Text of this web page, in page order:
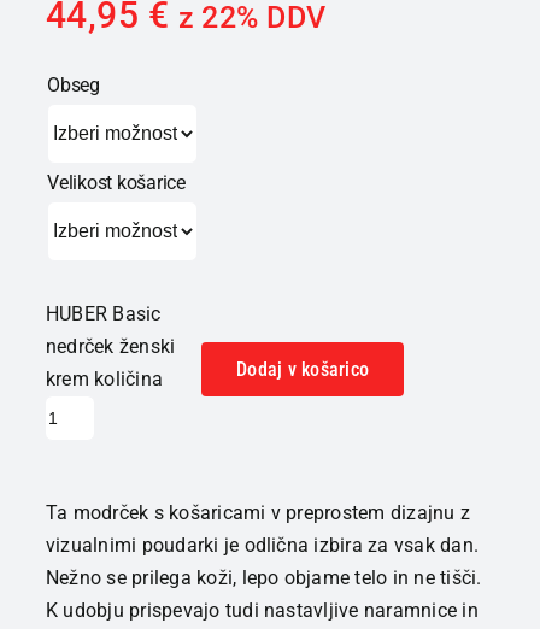
44,95 € z 22% DDV
Obseg
Velikost košarice
HUBER Basic
nedrček ženski
krem količina
Dodaj v košarico
Ta modrček s košaricami v preprostem dizajnu z
vizualnimi poudarki je odlična izbira za vsak dan.
Nežno se prilega koži, lepo objame telo in ne tišči.
K udobju prispevajo tudi nastavljive naramnice in